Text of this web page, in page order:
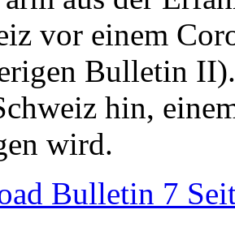
vor einem
Bulletin
hin,
wird.
Bulletin 7